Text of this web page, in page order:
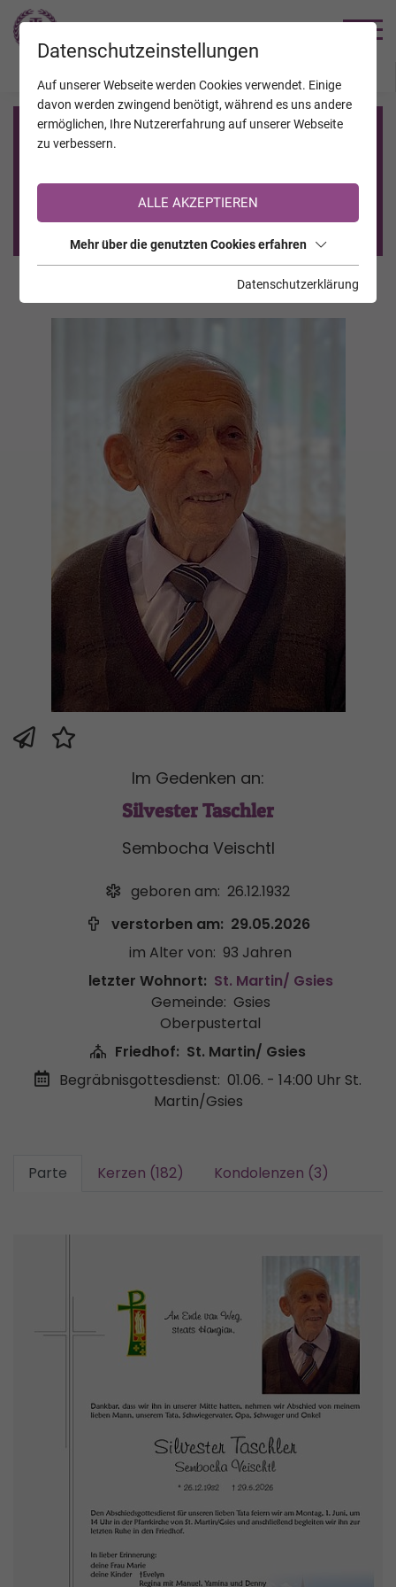
Registrierung auf TrauerHilfe.it
Sie sind noch nicht auf TrauerHilfe.it registriert?
>> zur kostenlosen Registrierung <<
Im Gedenken an:
Silvester Taschler
Sembocha Veischtl
geboren am: 26.12.1932
verstorben am: 29.05.2026
im Alter von: 93 Jahren
letzter Wohnort: St. Martin/ Gsies
Gemeinde: Gsies
Oberpustertal
Friedhof: St. Martin/ Gsies
Begräbnisgottesdienst: 01.06. - 14:00 Uhr St.
Martin/Gsies
Parte Kerzen (182) Kondolenzen (3)
Datenschutzeinstellungen
Auf unserer Webseite werden Cookies verwendet. Einige
davon werden zwingend benötigt, während es uns andere
ermöglichen, Ihre Nutzererfahrung auf unserer Webseite
zu verbessern.
ALLE AKZEPTIEREN
Mehr über die genutzten Cookies erfahren
Datenschutzerklärung
JAHRESTAGE KALENDER VERSTORBENE